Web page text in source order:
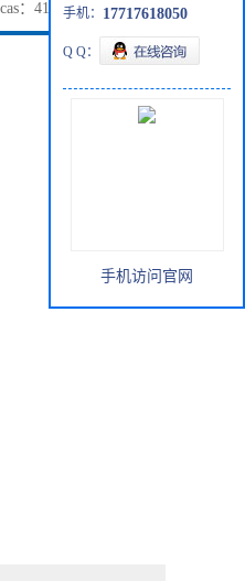
：4165-56-4 现货供应
手机： 17717618050
Q Q：
手机访问官网